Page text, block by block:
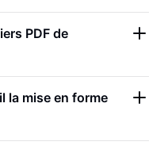
PDF de
la mise en forme